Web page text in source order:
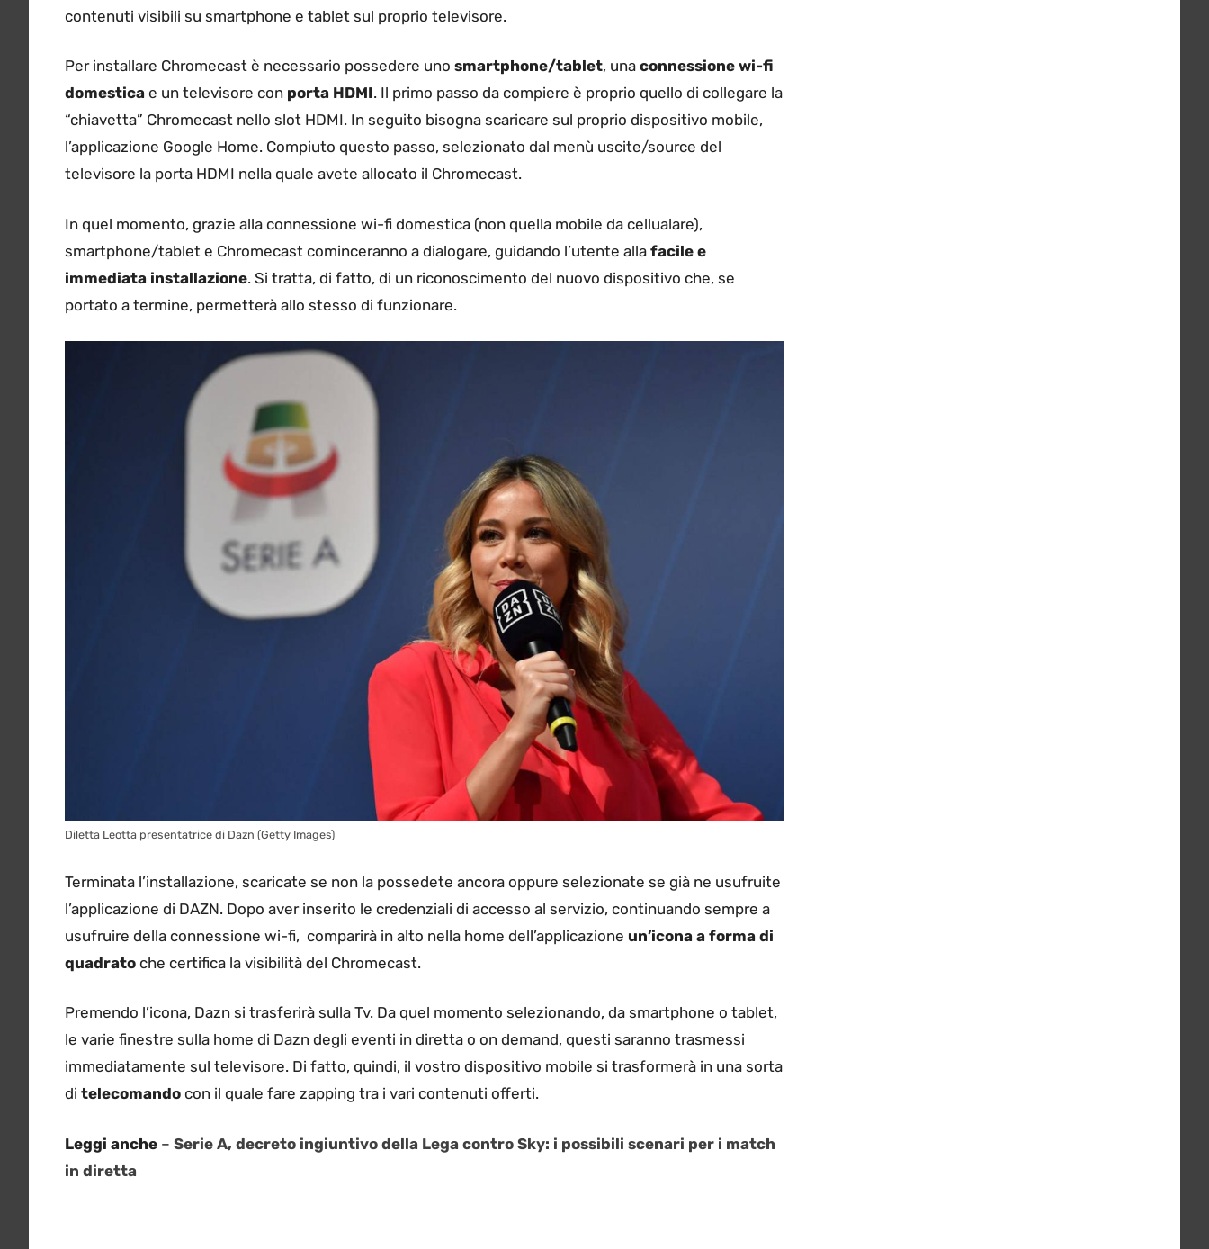
contenuti visibili su smartphone e tablet sul proprio televisore.
Per installare Chromecast è necessario possedere uno smartphone/tablet, una connessione wi-fi
domestica e un televisore con porta HDMI. Il primo passo da compiere è proprio quello di collegare la
“chiavetta” Chromecast nello slot HDMI. In seguito bisogna scaricare sul proprio dispositivo mobile,
l’applicazione Google Home. Compiuto questo passo, selezionato dal menù uscite/source del
televisore la porta HDMI nella quale avete allocato il Chromecast.
In quel momento, grazie alla connessione wi-fi domestica (non quella mobile da cellualare),
smartphone/tablet e Chromecast cominceranno a dialogare, guidando l’utente alla facile e
immediata installazione. Si tratta, di fatto, di un riconoscimento del nuovo dispositivo che, se
portato a termine, permetterà allo stesso di funzionare.
Diletta Leotta presentatrice di Dazn (Getty Images)
Terminata l’installazione, scaricate se non la possedete ancora oppure selezionate se già ne usufruite
l’applicazione di DAZN. Dopo aver inserito le credenziali di accesso al servizio, continuando sempre a
usufruire della connessione wi-fi, comparirà in alto nella home dell’applicazione un’icona a forma di
quadrato che certifica la visibilità del Chromecast.
Premendo l’icona, Dazn si trasferirà sulla Tv. Da quel momento selezionando, da smartphone o tablet,
le varie finestre sulla home di Dazn degli eventi in diretta o on demand, questi saranno trasmessi
immediatamente sul televisore. Di fatto, quindi, il vostro dispositivo mobile si trasformerà in una sorta
di telecomando con il quale fare zapping tra i vari contenuti offerti.
Leggi anche – Serie A, decreto ingiuntivo della Lega contro Sky: i possibili scenari per i match
in diretta